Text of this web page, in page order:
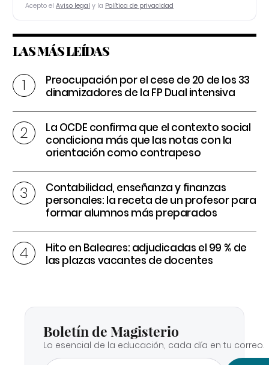
Acepto el Aviso legal y la Política de privacidad
LAS MÁS LEÍDAS
Preocupación por el cese de 20 de los 33
dinamizadores de la FP Dual intensiva
La OCDE confirma que el contexto social
condiciona más que las notas con la
orientación como contrapeso
Contabilidad, enseñanza y finanzas
personales: la receta de un profesor para
formar alumnos más preparados
Hito en Baleares: adjudicadas el 99 % de
las plazas vacantes de docentes
Boletín de Magisterio
Lo esencial de la educación, cada día en tu correo.